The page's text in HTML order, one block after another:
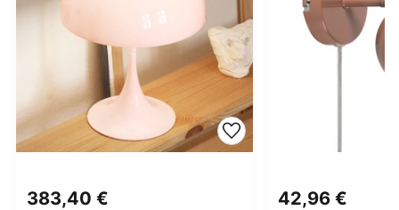
383,40 € 42,96 €